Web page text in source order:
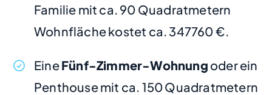
Familie mit ca. 90 Quadratmetern
Wohnfläche kostet ca. 347760 €.
EineFünf-Zimmer-Wohnung oder ein
Penthouse mit ca. 150 Quadratmetern